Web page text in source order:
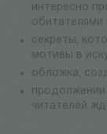
интересно
обитателями
секреты,
мотивы в
обложка,
продолжении
читателей